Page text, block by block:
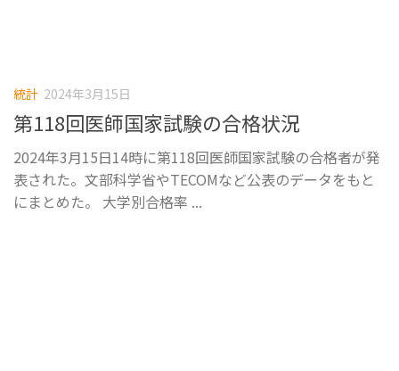
統計 2024年3月15日
第118回医師国家試験の合格状況
2024年3月15日14時に第118回医師国家試験の合格者が発
表された。文部科学省やTECOMなど公表のデータをもと
にまとめた。 大学別合格率 ...